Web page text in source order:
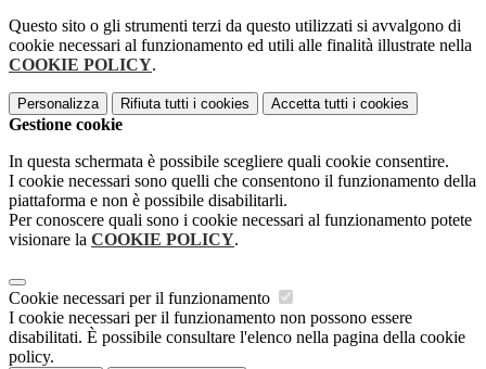
Questo sito o gli strumenti terzi da questo utilizzati si avvalgono di
cookie necessari al funzionamento ed utili alle finalità illustrate nella
COOKIE POLICY.
Personalizza Rifiuta tutti i cookies Accetta tutti i cookies
Gestione cookie
In questa schermata è possibile scegliere quali cookie consentire.
I cookie necessari sono quelli che consentono il funzionamento della
piattaforma e non è possibile disabilitarli.
Per conoscere quali sono i cookie necessari al funzionamento potete
visionare la COOKIE POLICY.
Cookie necessari per il funzionamento
I cookie necessari per il funzionamento non possono essere
disabilitati. È possibile consultare l'elenco nella pagina della cookie
policy.